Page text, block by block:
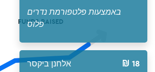
באמצעות פלטפורמת נדרים
פלוס
אלחנן ביקסר 18
FUNDS RAISED